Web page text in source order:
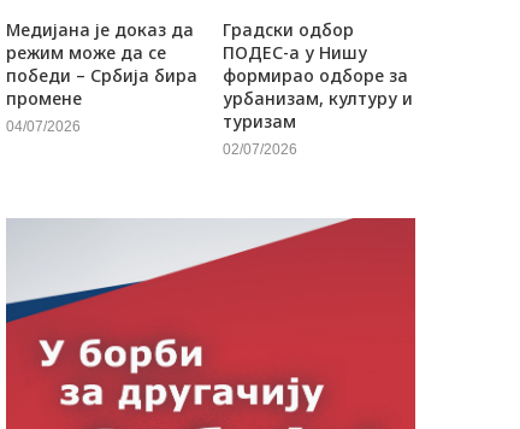
Медијана је доказ да
режим може да се
победи – Србија бира
промене
04/07/2026
Градски одбор
ПОДЕС-а у Нишу
формирао одборе за
урбанизам, културу и
туризам
02/07/2026